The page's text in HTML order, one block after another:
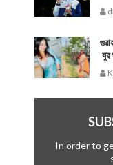
যুৱ
In order to